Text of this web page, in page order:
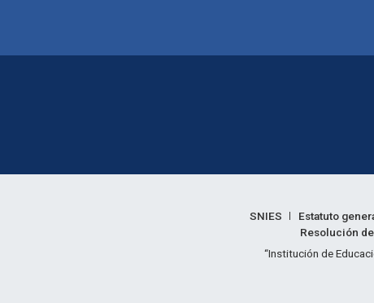
Enlaces legales
SNIES Estatuto
Resolución
“Institución de